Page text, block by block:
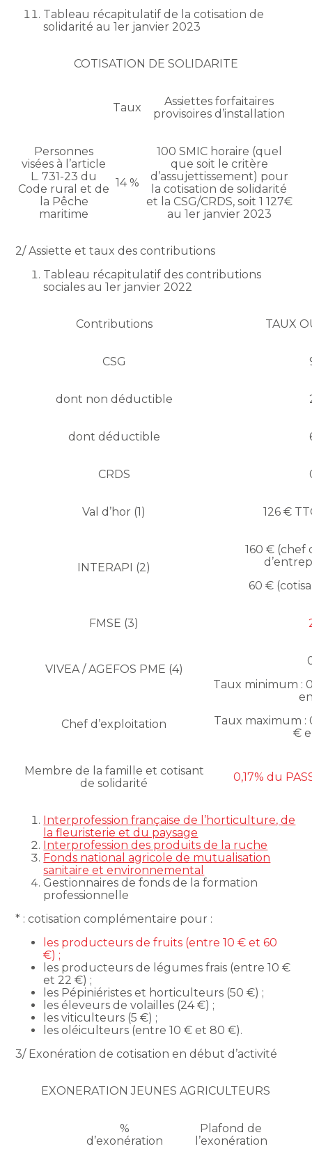
Tableau récapitulatif de la cotisation de
solidarité au 1er janvier 2023
COTISATION DE SOLIDARITE
Taux
Assiettes forfaitaires
provisoires d’installation
Personnes
visées à l’article
L. 731-23 du
Code rural et de
la Pêche
maritime
14 %
100 SMIC horaire (quel
que soit le critère
d’assujettissement) pour
la cotisation de solidarité
et la CSG/CRDS, soit 1 127€
au 1er janvier 2023
2/ Assiette et taux des contributions
Tableau récapitulatif des contributions
sociales au 1er janvier 2022
Contributions TAUX
CSG
dont non déductible
dont déductible
CRDS
Val d’hor (1) 126 €
INTERAPI (2)
160 € (chef
60 €
FMSE (3)
VIVEA / AGEFOS PME (4)
Taux minimum :
Taux maximum :
€
Chef d’exploitation
Membre de la famille et cotisant
de solidarité
0,17% du
Interprofession française de l’horticulture, de
la fleuristerie et du paysage
Interprofession des produits de la ruche
Fonds national agricole de mutualisation
sanitaire et environnemental
Gestionnaires de fonds de la formation
professionnelle
* : cotisation complémentaire pour :
les producteurs de fruits (entre 10 € et 60
€) ;
les producteurs de légumes frais (entre 10 €
et 22 €) ;
les Pépiniéristes et horticulteurs (50 €) ;
les éleveurs de volailles (24 €) ;
les viticulteurs (5 €) ;
les oléiculteurs (entre 10 € et 80 €).
3/ Exonération de cotisation en début d’activité
EXONERATION JEUNES AGRICULTEURS
%
d’exonération
Plafond de
l’exonération